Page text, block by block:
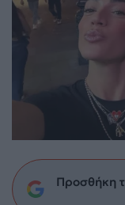
Προσθήκη